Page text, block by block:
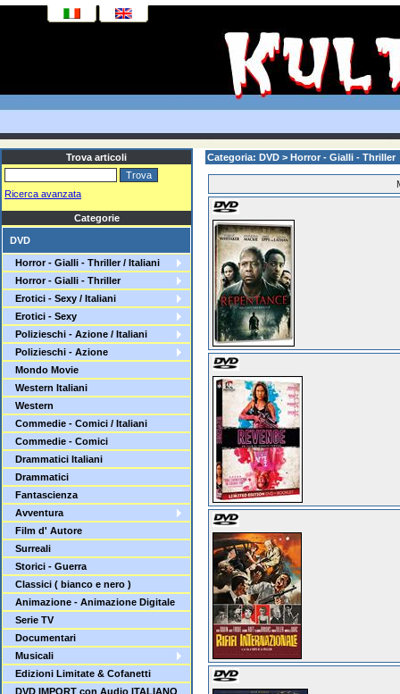
Trova articoli
Ricerca avanzata
Categorie
DVD
Horror - Gialli - Thriller / Italiani
Horror - Gialli - Thriller
Erotici - Sexy / Italiani
Erotici - Sexy
Polizieschi - Azione / Italiani
Polizieschi - Azione
Mondo Movie
Western Italiani
Western
Commedie - Comici / Italiani
Commedie - Comici
Drammatici Italiani
Drammatici
Fantascienza
Avventura
Film d' Autore
Surreali
Storici - Guerra
Classici ( bianco e nero )
Animazione - Animazione Digitale
Serie TV
Documentari
Musicali
Edizioni Limitate & Cofanetti
DVD IMPORT con Audio ITALIANO
Categoria: DVD > Horror - Gialli -